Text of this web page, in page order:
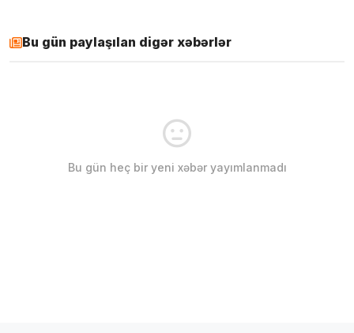
Bu gün paylaşılan digər xəbərlər
Bu gün heç bir yeni xəbər yayımlanmadı